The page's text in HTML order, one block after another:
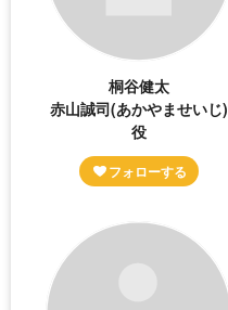
桐谷健太
赤山誠司(あかやませいじ)
役